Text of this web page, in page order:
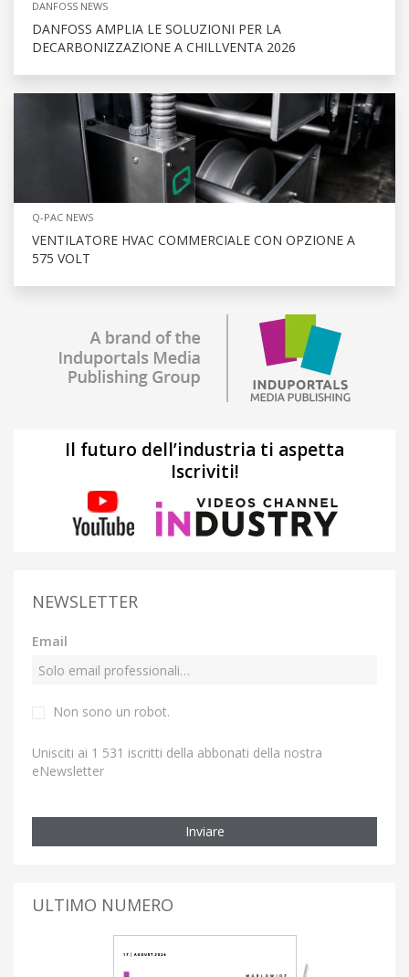
DANFOSS NEWS
DANFOSS AMPLIA LE SOLUZIONI PER LA
DECARBONIZZAZIONE A CHILLVENTA 2026
Q-PAC NEWS
VENTILATORE HVAC COMMERCIALE CON OPZIONE A
575 VOLT
Il futuro dell’industria ti aspetta
Iscriviti!
NEWSLETTER
Email
Non sono un robot.
Unisciti ai 1 531 iscritti della abbonati della nostra
eNewsletter
Inviare
ULTIMO NUMERO